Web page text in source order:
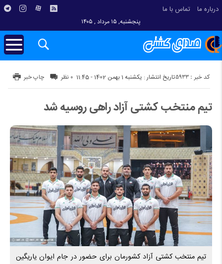
درباره ما تماس با ما
پنجشنبه, ۱۵ مرداد , ۱۴۰۵
تاریخ انتشار : یکشنبه 1 بهمن 1402 - 11:45 کد خبر : 5933 چاپ خبر ۰ نظر
تیم منتخب کشتی آزاد راهی روسیه شد
تیم منتخب کشتی آزاد کشورمان برای حضور در جام ایوان یاریگین